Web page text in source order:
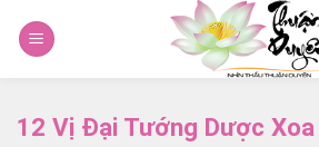
12 Vị Đại Tướng Dược Xoa